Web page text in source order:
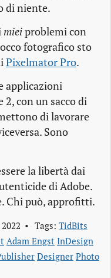
di niente.
mieiproblemi con
fotografico sto
Pixelmator Pro.
applicazioni
con un sacco di
di lavorare
Sono
la libertà dai
di Adobe.
Chi può, approfitti.
Tags: TidBits
Adam Engst InDesign
Designer Photo